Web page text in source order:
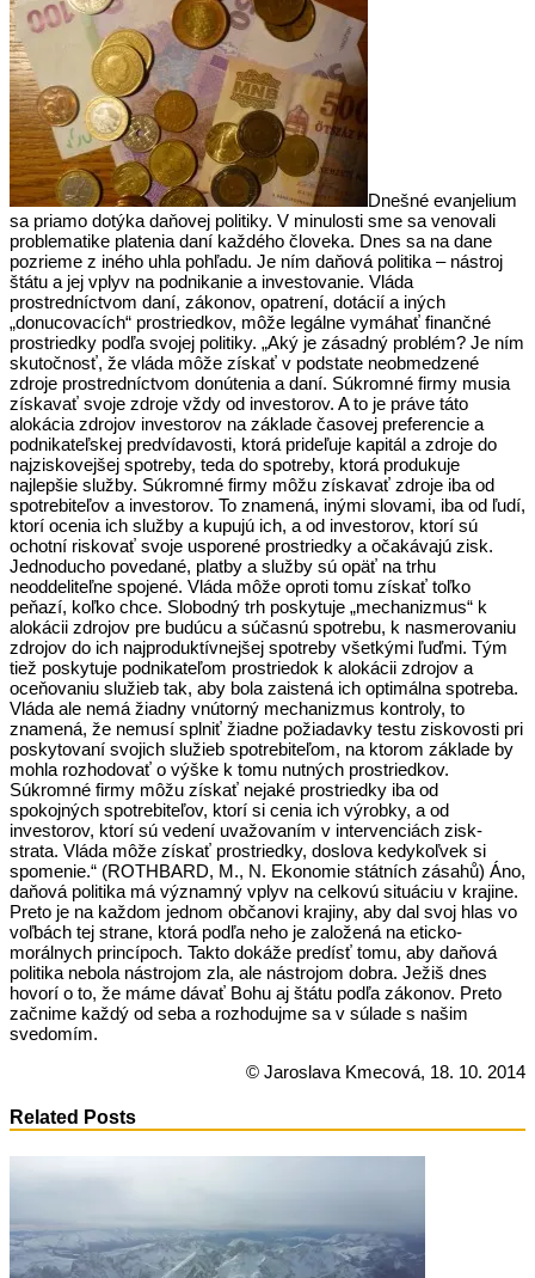
Dnešné evanjelium
sa priamo dotýka daňovej politiky. V minulosti sme sa venovali
problematike platenia daní každého človeka. Dnes sa na dane
pozrieme z iného uhla pohľadu. Je ním daňová politika – nástroj
štátu a jej vplyv na podnikanie a investovanie. Vláda
prostredníctvom daní, zákonov, opatrení, dotácií a iných
„donucovacích“ prostriedkov, môže legálne vymáhať finančné
prostriedky podľa svojej politiky. „Aký je zásadný problém? Je ním
skutočnosť, že vláda môže získať v podstate neobmedzené
zdroje prostredníctvom donútenia a daní. Súkromné firmy musia
získavať svoje zdroje vždy od investorov. A to je práve táto
alokácia zdrojov investorov na základe časovej preferencie a
podnikateľskej predvídavosti, ktorá prideľuje kapitál a zdroje do
najziskovejšej spotreby, teda do spotreby, ktorá produkuje
najlepšie služby. Súkromné firmy môžu získavať zdroje iba od
spotrebiteľov a investorov. To znamená, inými slovami, iba od ľudí,
ktorí ocenia ich služby a kupujú ich, a od investorov, ktorí sú
ochotní riskovať svoje usporené prostriedky a očakávajú zisk.
Jednoducho povedané, platby a služby sú opäť na trhu
neoddeliteľne spojené. Vláda môže oproti tomu získať toľko
peňazí, koľko chce. Slobodný trh poskytuje „mechanizmus“ k
alokácii zdrojov pre budúcu a súčasnú spotrebu, k nasmerovaniu
zdrojov do ich najproduktívnejšej spotreby všetkými ľuďmi. Tým
tiež poskytuje podnikateľom prostriedok k alokácii zdrojov a
oceňovaniu služieb tak, aby bola zaistená ich optimálna spotreba.
Vláda ale nemá žiadny vnútorný mechanizmus kontroly, to
znamená, že nemusí splniť žiadne požiadavky testu ziskovosti pri
poskytovaní svojich služieb spotrebiteľom, na ktorom základe by
mohla rozhodovať o výške k tomu nutných prostriedkov.
Súkromné firmy môžu získať nejaké prostriedky iba od
spokojných spotrebiteľov, ktorí si cenia ich výrobky, a od
investorov, ktorí sú vedení uvažovaním v intervenciách zisk-
strata. Vláda môže získať prostriedky, doslova kedykoľvek si
spomenie.“ (ROTHBARD, M., N. Ekonomie státních zásahů) Áno,
daňová politika má významný vplyv na celkovú situáciu v krajine.
Preto je na každom jednom občanovi krajiny, aby dal svoj hlas vo
voľbách tej strane, ktorá podľa neho je založená na eticko-
morálnych princípoch. Takto dokáže predísť tomu, aby daňová
politika nebola nástrojom zla, ale nástrojom dobra. Ježiš dnes
hovorí o to, že máme dávať Bohu aj štátu podľa zákonov. Preto
začnime každý od seba a rozhodujme sa v súlade s našim
svedomím.
© Jaroslava Kmecová, 18. 10. 2014
Related Posts